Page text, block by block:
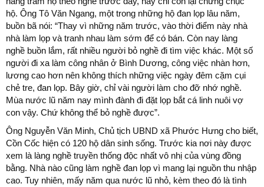
hộ. Ông Tô Văn Ngang, một trong những hộ đan lọp lâu năm,
buồn bã nói: “Thay vì những năm trước, vào thời điểm này nhà
nhà làm lọp và tranh nhau làm sớm để có bán. Còn nay làng
nghề buồn lắm, rất nhiều người bỏ nghề đi tìm việc khác. Một số
người đi xa làm công nhân ở Bình Dương, công việc nhàn hơn,
lương cao hơn nên không thích những việc ngày đêm cặm cụi
chẻ tre, đan lọp. Bây giờ, chỉ vài người làm cho đỡ nhớ nghề.
Mùa nước lũ năm nay mình đành đi đặt lọp bắt cá linh nuôi vợ
con vậy. Chứ không thể bỏ nghề được”.
Ông Nguyễn Văn Minh, Chủ tịch UBND xã Phước Hưng cho biết,
Cồn Cốc hiện có 120 hộ dân sinh sống. Trước kia nơi này được
xem là làng nghề truyền thống độc nhất vô nhị của vùng đồng
bằng. Nhà nào cũng làm nghề đan lọp vì mang lại nguồn thu nhập
cao. Tuy nhiên, mấy năm qua nước lũ nhỏ, kèm theo đó là tình